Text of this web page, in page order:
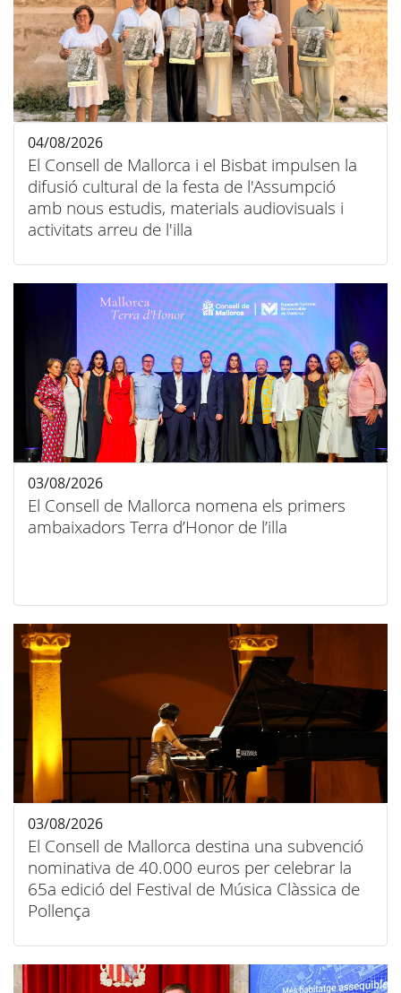
El Consell de Mallorca i el Bisbat impulsen la
difusió cultural de la festa de l'Assumpció
amb nous estudis, materials audiovisuals i
activitats arreu de l'illa
04/08/2026
El Consell de Mallorca nomena els primers
ambaixadors Terra d’Honor de l’illa
03/08/2026
El Consell de Mallorca destina una subvenció
nominativa de 40.000 euros per celebrar la
65a edició del Festival de Música Clàssica de
Pollença
03/08/2026